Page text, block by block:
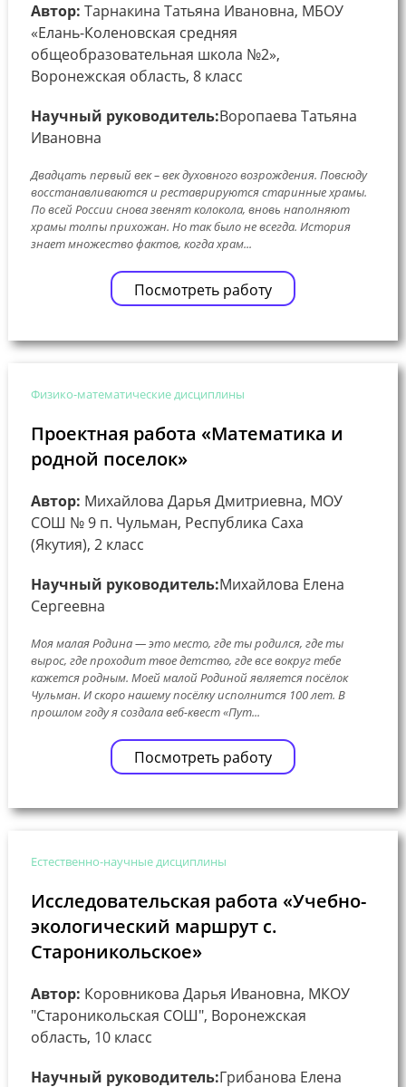
Автор: Тарнакина Татьяна Ивановна, МБОУ
«Елань-Коленовская средняя
общеобразовательная школа №2»,
Воронежская область, 8 класс
Научный руководитель:Воропаева Татьяна
Ивановна
Двадцать первый век – век духовного возрождения. Повсюду
восстанавливаются и реставрируются старинные храмы.
По всей России снова звенят колокола, вновь наполняют
храмы толпы прихожан. Но так было не всегда. История
знает множество фактов, когда храм...
Посмотреть работу
Физико-математические дисциплины
Проектная работа «Математика и
родной поселок»
Автор: Михайлова Дарья Дмитриевна, МОУ
СОШ № 9 п. Чульман, Республика Саха
(Якутия), 2 класс
Научный руководитель:Михайлова Елена
Сергеевна
Моя малая Родина — это место, где ты родился, где ты
вырос, где проходит твое детство, где все вокруг тебе
кажется родным. Моей малой Родиной является посёлок
Чульман. И скоро нашему посёлку исполнится 100 лет. В
прошлом году я создала веб-квест «Пут...
Посмотреть работу
Естественно-научные дисциплины
Исследовательская работа «Учебно-
экологический маршрут с.
Староникольское»
Автор: Коровникова Дарья Ивановна, МКОУ
"Староникольская СОШ", Воронежская
область, 10 класс
Научный руководитель:Грибанова Елена